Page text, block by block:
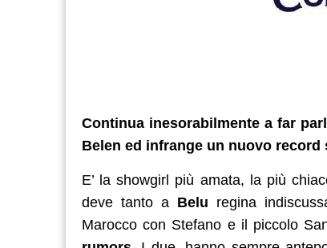
Continua inesorabilmente a far
Belen ed infrange un nuovo
E’ la showgirl più amata, la più
deve tanto a Belu regina
Marocco con Stefano e il piccolo